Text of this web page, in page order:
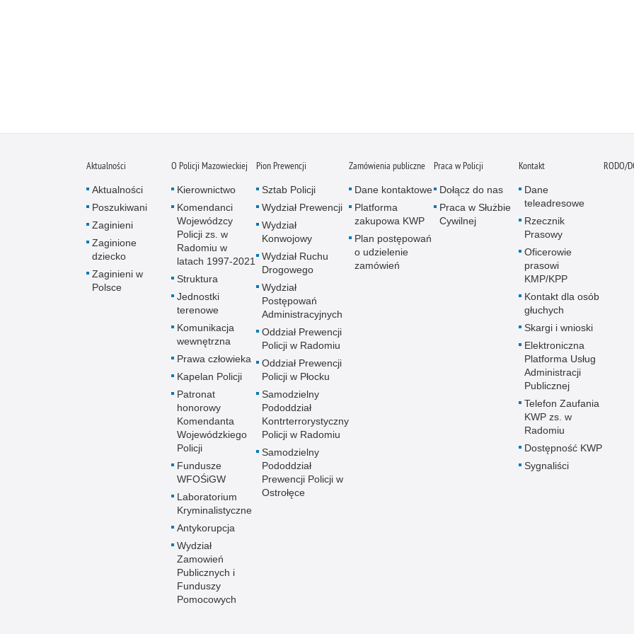
Aktualności
Aktualności
Poszukiwani
Zaginieni
Zaginione
dziecko
Zaginieni w
Polsce
O Policji Mazowieckiej
Kierownictwo
Komendanci
Wojewódzcy
Policji zs. w
Radomiu w
latach 1997-2021
Struktura
Jednostki
terenowe
Komunikacja
wewnętrzna
Prawa człowieka
Kapelan Policji
Patronat
honorowy
Komendanta
Wojewódzkiego
Policji
Fundusze
WFOŚiGW
Laboratorium
Kryminalistyczne
Antykorupcja
Wydział
Zamowień
Publicznych i
Funduszy
Pomocowych
Pion Prewencji
Sztab Policji
Wydział Prewencji
Wydział
Konwojowy
Wydział Ruchu
Drogowego
Wydział
Postępowań
Administracyjnych
Oddział Prewencji
Policji w Radomiu
Oddział Prewencji
Policji w Płocku
Samodzielny
Pododdział
Kontrterrorystyczny
Policji w Radomiu
Samodzielny
Pododdział
Prewencji Policji w
Ostrołęce
Zamówienia publiczne
Dane kontaktowe
Platforma
zakupowa KWP
Plan postępowań
o udzielenie
zamówień
Praca w Policji
Dołącz do nas
Praca w Służbie
Cywilnej
Kontakt
Dane
teleadresowe
Rzecznik
Prasowy
Oficerowie
prasowi
KMP/KPP
Kontakt dla osób
głuchych
Skargi i wnioski
Elektroniczna
Platforma Usług
Administracji
Publicznej
Telefon Zaufania
KWP zs. w
Radomiu
Dostępność KWP
Sygnaliści
RODO/